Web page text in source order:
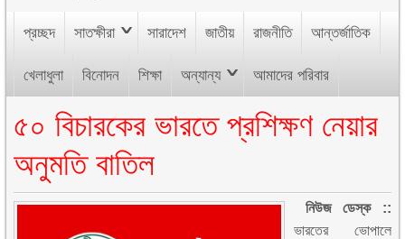
প্রচ্ছদ সাতক্ষীরা সারাদেশ জাতীয় রাজনীতি আন্তর্জাতিক
খেলাধুলা বিনোদন শিক্ষা অন্যান্য আমাদের পরিবার
৫০ বিচারকের ভারতে প্রশিক্ষণ নেয়ার
অনুমতি বাতিল
নিউজ ডেস্ক ::
ভারতের ভোপালে